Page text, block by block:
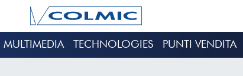
MULTIMEDIA TECHNOLOGIES PUNTI VENDITA